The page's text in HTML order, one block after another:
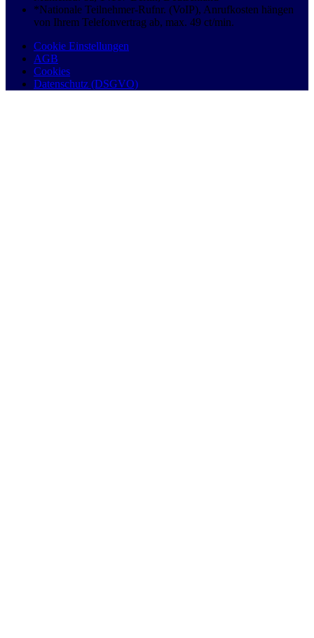
*Nationale Teilnehmer-Rufnr. (VoIP), Anrufkosten hängen
von Ihrem Telefonvertrag ab, max. 49 ct/min.
Cookie Einstellungen
AGB
Cookies
Datenschutz (DSGVO)